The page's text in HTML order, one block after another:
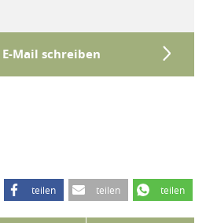
E-Mail schreiben
teilen teilen teilen